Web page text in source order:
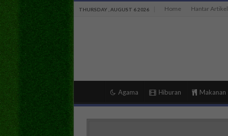
THURSDAY , AUGUST 6 2026 Home Hantar Artikel
Agama Hiburan Makanan